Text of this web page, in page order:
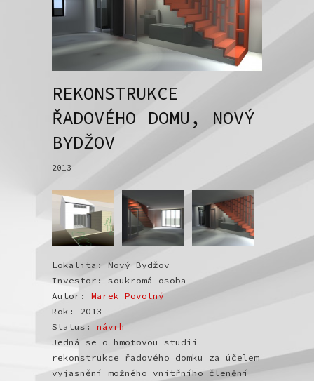
REKONSTRUKCE
ŘADOVÉHO DOMU, NOVÝ
BYDŽOV
2013
Lokalita: Nový Bydžov
Investor: soukromá osoba
Autor: Marek Povolný
Rok: 2013
Status: návrh
Jedná se o hmotovou studii
rekonstrukce řadového domku za účelem
vyjasnění možného vnitřního členění